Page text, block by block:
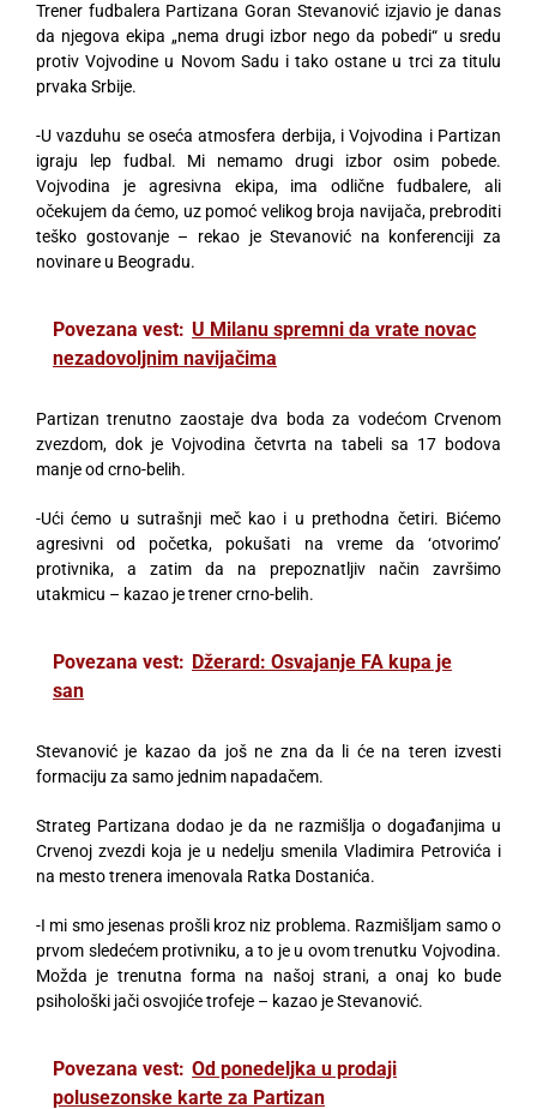
Trener fudbalera Partizana Goran Stevanović izjavio je danas
da njegova ekipa „nema drugi izbor nego da pobedi“ u sredu
protiv Vojvodine u Novom Sadu i tako ostane u trci za titulu
prvaka Srbije.
-U vazduhu se oseća atmosfera derbija, i Vojvodina i Partizan
igraju lep fudbal. Mi nemamo drugi izbor osim pobede.
Vojvodina je agresivna ekipa, ima odlične fudbalere, ali
očekujem da ćemo, uz pomoć velikog broja navijača, prebroditi
teško gostovanje – rekao je Stevanović na konferenciji za
novinare u Beogradu.
Povezana vest: U Milanu spremni da vrate novac
nezadovoljnim navijačima
Partizan trenutno zaostaje dva boda za vodećom Crvenom
zvezdom, dok je Vojvodina četvrta na tabeli sa 17 bodova
manje od crno-belih.
-Ući ćemo u sutrašnji meč kao i u prethodna četiri. Bićemo
agresivni od početka, pokušati na vreme da ‘otvorimo’
protivnika, a zatim da na prepoznatljiv način završimo
utakmicu – kazao je trener crno-belih.
Povezana vest: Džerard: Osvajanje FA kupa je
san
Stevanović je kazao da još ne zna da li će na teren izvesti
formaciju za samo jednim napadačem.
Strateg Partizana dodao je da ne razmišlja o događanjima u
Crvenoj zvezdi koja je u nedelju smenila Vladimira Petrovića i
na mesto trenera imenovala Ratka Dostanića.
-I mi smo jesenas prošli kroz niz problema. Razmišljam samo o
prvom sledećem protivniku, a to je u ovom trenutku Vojvodina.
Možda je trenutna forma na našoj strani, a onaj ko bude
psihološki jači osvojiće trofeje – kazao je Stevanović.
Povezana vest: Od ponedeljka u prodaji
polusezonske karte za Partizan